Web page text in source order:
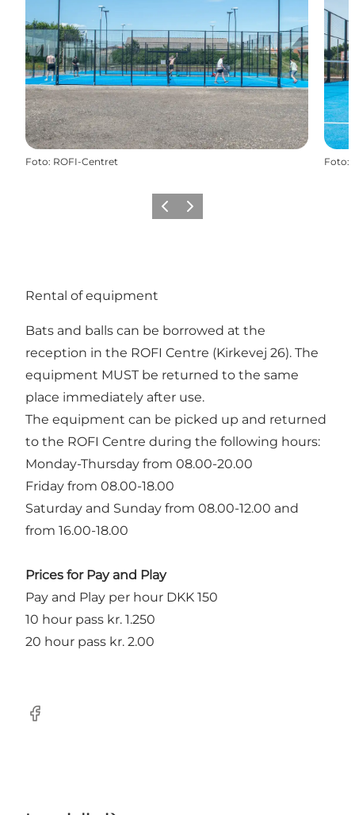
Foto: ROFI-Centret Foto:
Precedente
Avanti
Rental of equipment
Bats and balls can be borrowed at the
reception in the ROFI Centre (Kirkevej 26). The
equipment MUST be returned to the same
place immediately after use.
The equipment can be picked up and returned
to the ROFI Centre during the following hours:
Monday-Thursday from 08.00-20.00
Friday from 08.00-18.00
Saturday and Sunday from 08.00-12.00 and
from 16.00-18.00
Prices for Pay and Play
Pay and Play per hour DKK 150
10 hour pass kr. 1.250
20 hour pass kr. 2.00
Facebook